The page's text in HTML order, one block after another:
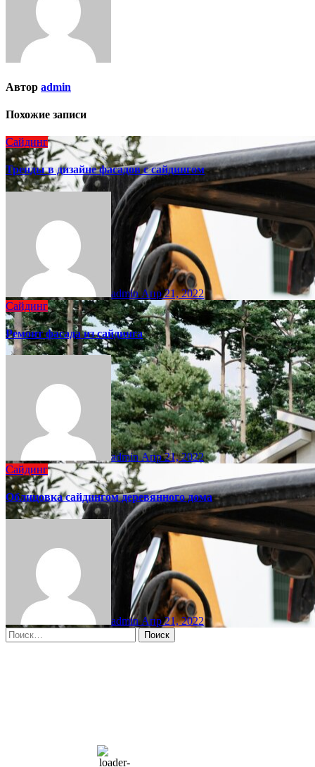
Автор admin
Похожие записи
Сайдинг
Тренды в дизайне фасадов с сайдингом
adminАпр 21, 2022
Сайдинг
Ремонт фасада из сайдинга
adminАпр 21, 2022
Сайдинг
Облицовка сайдингом деревянного дома
adminАпр 21, 2022
Найти:
66 %